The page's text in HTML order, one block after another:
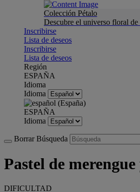
Colección Pétalo
Descubre el universo floral de
Inscribirse
Lista de deseos
Inscribirse
Lista de deseos
Región
ESPAÑA
Idioma
Idioma
ESPAÑA
Idioma
Borrar Búsqueda
Pastel de
DIFICULTAD